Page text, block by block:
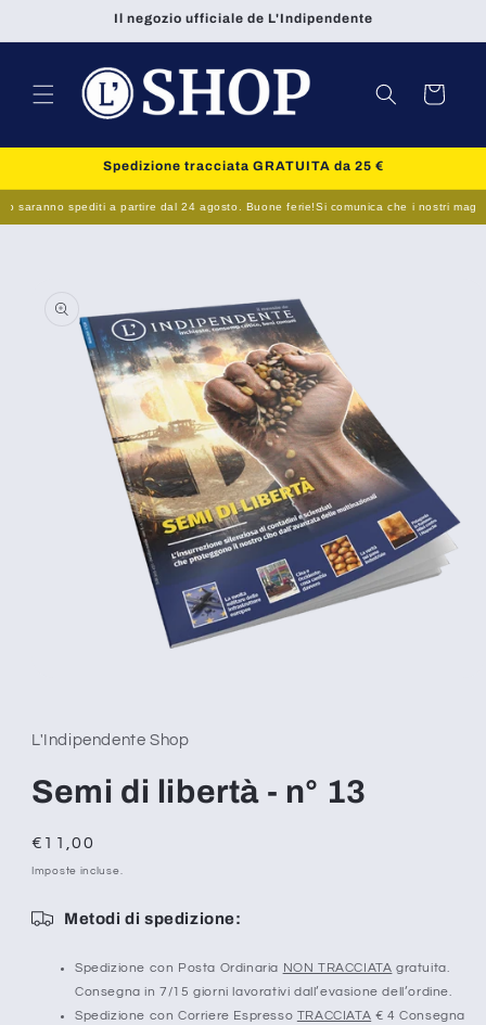
direttamente
ai contenuti
Il negozio ufficiale de L'Indipendente
Carrello
Spedizione tracciata GRATUITA da 25 €
spediti a partire dal 24 agosto. Buone ferie!Si comunica che i nostri
sul prodotto
1
in
modale
L'Indipendente Shop
Semi di libertà - n° 13
Prezzo
di
€11,00
Imposte incluse.
Metodi di spedizione:
Spedizione con Posta Ordinaria NON TRACCIATA gratuita.
Consegna in 7/15 giorni lavorativi dall’evasione dell’ordine.
Spedizione con Corriere Espresso TRACCIATA € 4 Consegna